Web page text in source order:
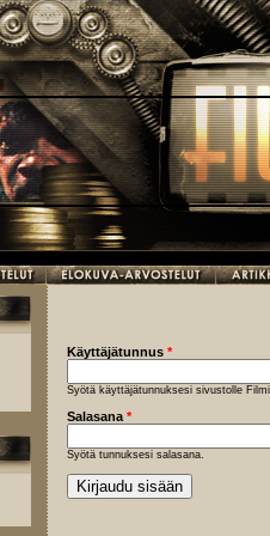
Käyttäjätunnus *
Syötä käyttäjätunnuksesi sivustolle
Salasana *
Syötä tunnuksesi salasana.